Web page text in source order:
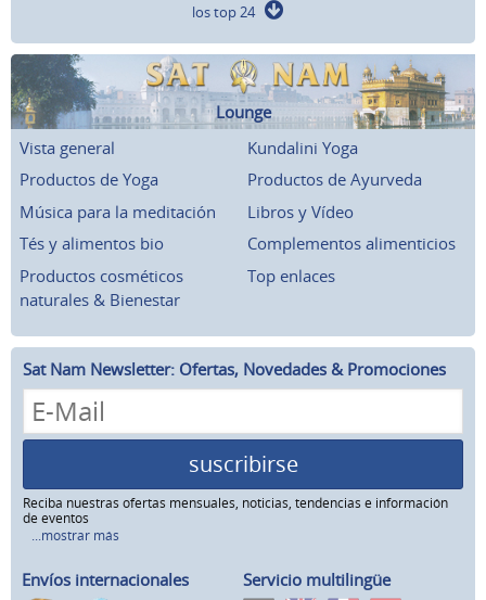
los top 24
Lounge
Vista general
Kundalini Yoga
Productos de Yoga
Productos de Ayurveda
Música para la meditación
Libros y Vídeo
Tés y alimentos bio
Complementos alimenticios
Productos cosméticos
naturales & Bienestar
Top enlaces
Sat Nam Newsletter: Ofertas, Novedades & Promociones
suscribirse
Reciba nuestras ofertas mensuales, noticias, tendencias e información
de eventos
...mostrar más
Envíos internacionales Servicio multilingüe